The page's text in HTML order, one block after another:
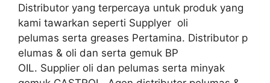
Distributor yang terpercaya untuk produk yang
kami tawarkan seperti Supplyer oli
pelumas serta greases Pertamina. Distributor p
elumas & oli dan serta gemuk BP
OIL. Supplier oli dan pelumas serta minyak